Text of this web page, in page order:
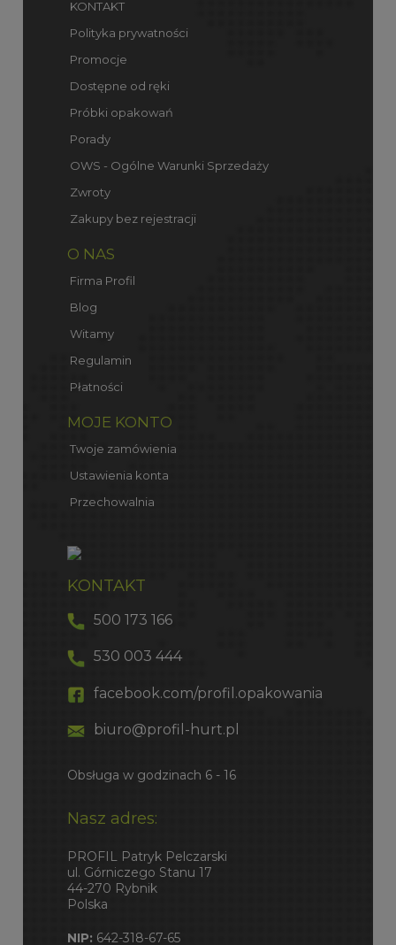
KONTAKT
Polityka prywatności
Promocje
Dostępne od ręki
Próbki opakowań
Porady
OWS - Ogólne Warunki Sprzedaży
Zwroty
Zakupy bez rejestracji
O NAS
Firma Profil
Blog
Witamy
Regulamin
Płatności
MOJE KONTO
Twoje zamówienia
Ustawienia konta
Przechowalnia
KONTAKT
500 173 166
530 003 444
facebook.com/profil.opakowania
biuro@profil-hurt.pl
Obsługa w godzinach 6 - 16
Nasz adres:
PROFIL Patryk Pelczarski
ul. Górniczego Stanu 17
44-270 Rybnik
Polska
NIP: 642-318-67-65